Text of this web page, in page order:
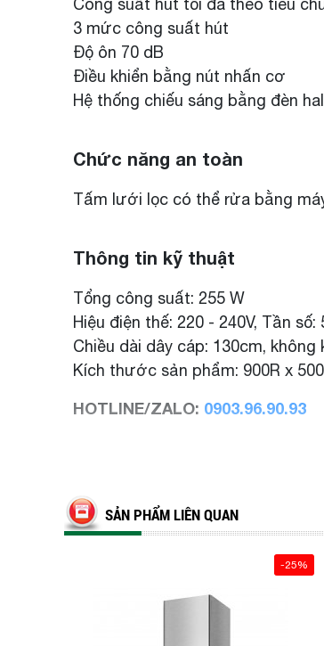
Công suất hút tối đa theo tiêu
3 mức công suất hút
Độ ôn 70 dB
Điều khiển bằng nút nhấn cơ
Hệ thống chiếu sáng bằng đèn
Chức năng an toàn
Tấm lưới lọc có thể rửa bằng
Thông tin kỹ thuật
Tổng công suất: 255 W
Hiệu điện thế: 220 - 240V, Tần số:
Chiều dài dây cáp: 130cm, không
Kích thước sản phẩm: 900R x
HOTLINE/ZALO: 0903.96.90.93
SẢN PHẨM LIÊN QUAN
-25%